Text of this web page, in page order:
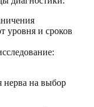
уровня и сроков
нерва на выбор